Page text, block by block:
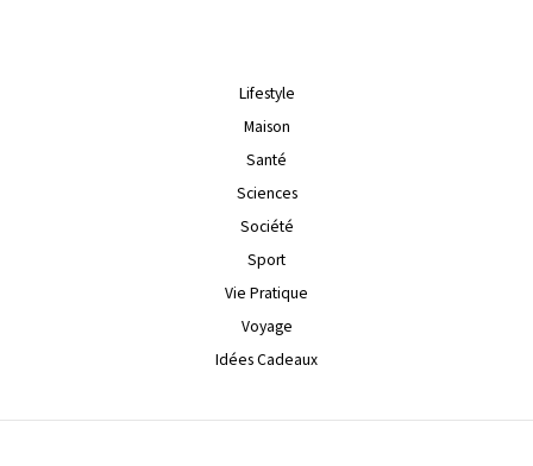
Lifestyle
Maison
Santé
Sciences
Société
Sport
Vie Pratique
Voyage
Idées Cadeaux